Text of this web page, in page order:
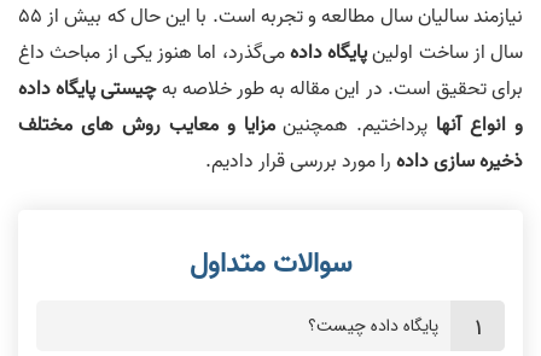
نیازمند سالیان سال مطالعه و تجربه است. با این حال که بیش از 55
سال از ساخت اولینپایگاه دادهمی‌گذرد، اما هنوز یکی از مباحث داغ
برای تحقیق است. در این مقاله به طور خلاصه بهچیستی پایگاه داده
و انواع آنها پرداختیم. همچنینمزایا و معایب روش های مختلف
ذخیره سازی دادهرا مورد بررسی قرار دادیم.
پایگاه داده چیست؟